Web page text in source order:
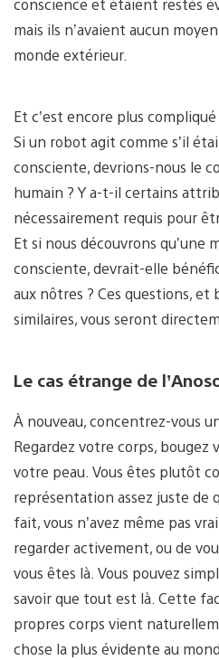
conscience et étaient restés
mais ils n’avaient aucun
monde extérieur.
Et c’est encore plus
Si un robot agit comme s’il
consciente, devrions-nous le
humain ? Y a-t-il certains
nécessairement requis pour
Et si nous découvrons
consciente, devrait-elle
aux nôtres ? Ces questions, et
similaires, vous seront
Le cas étrange de
À nouveau, concentrez-vous
Regardez votre corps, bougez
votre peau. Vous êtes plutôt
représentation assez juste de
fait, vous n’avez même pas
regarder activement, ou de
vous êtes là. Vous pouvez
savoir que tout est là. Cette
propres corps vient
chose la plus évidente au